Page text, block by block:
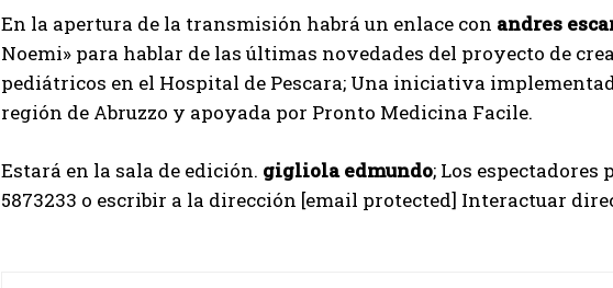
En la apertura de la transmisión habrá un enlace con andres
Noemi» para hablar de las últimas novedades del proyecto de
pediátricos en el Hospital de Pescara; Una iniciativa
región de Abruzzo y apoyada por Pronto Medicina Facile.
Estará en la sala de edición. gigliola edmundo; Los espectadores
5873233 o escribir a la dirección [email protected] Interactuar